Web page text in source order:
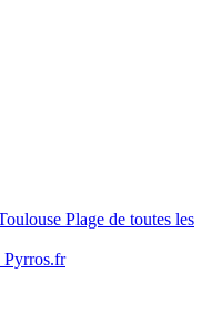
Plage de toutes les
Pyrros.fr